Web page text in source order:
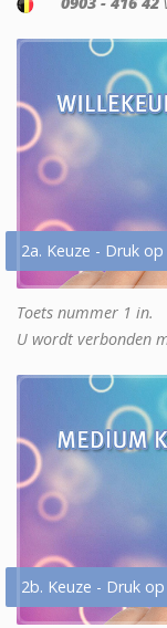
2a. Keuze - Druk
Toets nummer 1 in.
U wordt verbonden
2b. Keuze - Druk